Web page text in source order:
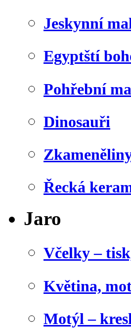
Jeskynní
Egyptští
Pohřební
Dinosauři
Řecká
Jaro
Včelky –
Květina,
Motýl –